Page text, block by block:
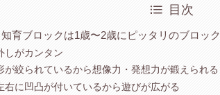
目次
育ブロックは1歳〜2歳にピッタリのブロック
しがカンタン
が絞られているから想像力・発想力が鍛えられる
右に凹凸が付いているから遊びが広がる